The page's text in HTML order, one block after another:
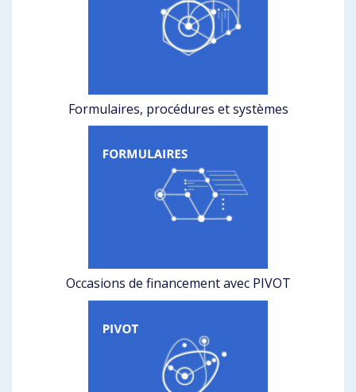
Formulaires, procédures et systèmes
Occasions de financement avec PIVOT